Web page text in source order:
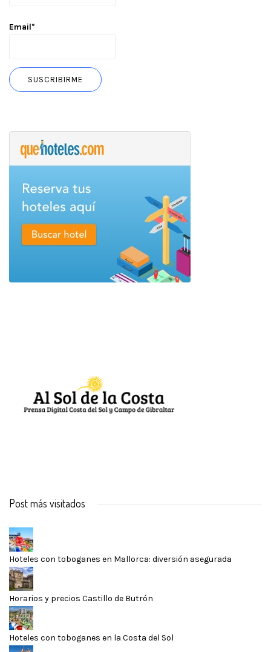
Email*
Post más visitados
Hoteles con toboganes en Mallorca: diversión asegurada
Horarios y precios Castillo de Butrón
Hoteles con toboganes en la Costa del Sol